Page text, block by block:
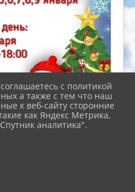
с политикой
а также с тем что наш
к веб-сайту сторонние
как Яндекс Метрика,
аналитика".